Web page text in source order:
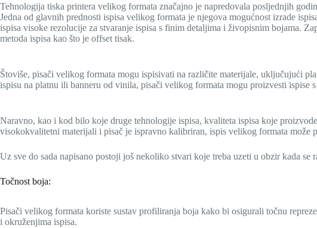
Tehnologija tiska printera velikog formata značajno je napredovala posljednjih
Jedna od glavnih prednosti ispisa velikog formata je njegova mogućnost izrade
ispisa visoke rezolucije za stvaranje ispisa s finim detaljima i živopisnim bojama.
metoda ispisa kao što je offset tisak.
Štoviše, pisači velikog formata mogu ispisivati na različite materijale, uključujući
ispisu na platnu ili banneru od vinila, pisači velikog formata mogu proizvesti ispise
Naravno, kao i kod bilo koje druge tehnologije ispisa, kvaliteta ispisa koje
visokokvalitetni materijali i pisač je ispravno kalibriran, ispis velikog formata može
Uz sve do sada napisano postoji još nekoliko stvari koje treba uzeti u obzir kada
Točnost boja:
Pisači velikog formata koriste sustav profiliranja boja kako bi osigurali točnu
i okruženjima ispisa.